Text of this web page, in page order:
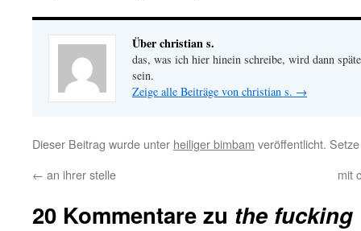
Über christian s.
das, was ich hier hinein schreibe, wird dann
sein.
Zeige alle Beiträge von christian s. →
Dieser Beitrag wurde unter heiliger bimbam veröffentlicht.
← an ihrer stelle mit
20 Kommentare zu the fucking